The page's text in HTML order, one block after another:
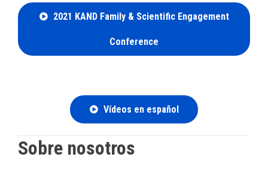
2021 KAND Family & Scientific Engagement
Conference
Vídeos en español
Sobre nosotros